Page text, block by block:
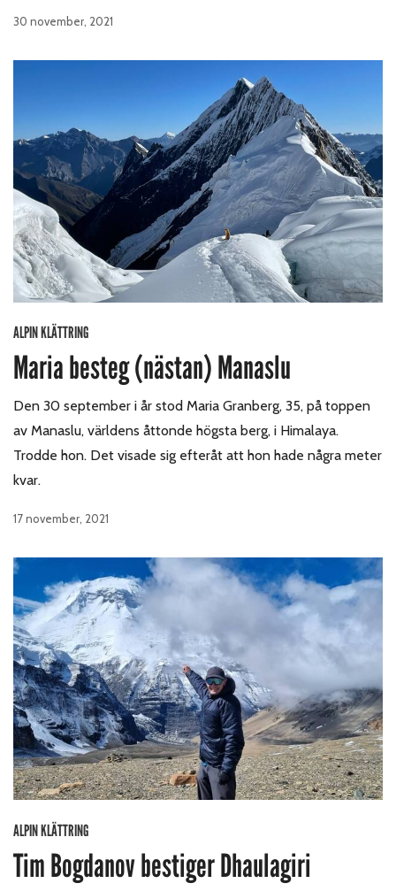
30 november, 2021
ALPIN KLÄTTRING
Maria besteg (nästan) Manaslu
Den 30 september i år stod Maria Granberg, 35, på toppen
av Manaslu, världens åttonde högsta berg, i Himalaya.
Trodde hon. Det visade sig efteråt att hon hade några meter
kvar.
17 november, 2021
ALPIN KLÄTTRING
Tim Bogdanov bestiger Dhaulagiri